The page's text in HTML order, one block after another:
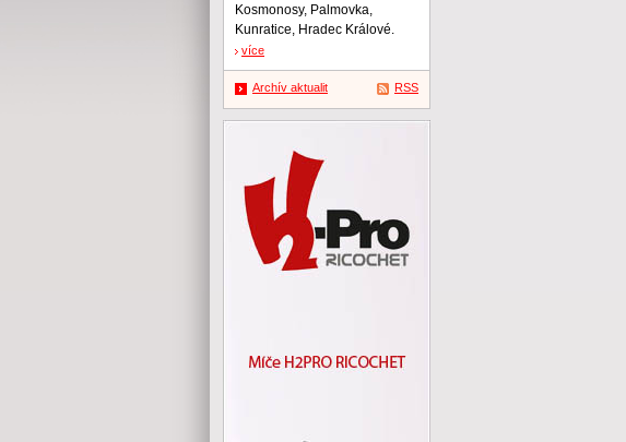
Kosmonosy, Palmovka,
Kunratice, Hradec Králové.
více
Archív aktualit RSS